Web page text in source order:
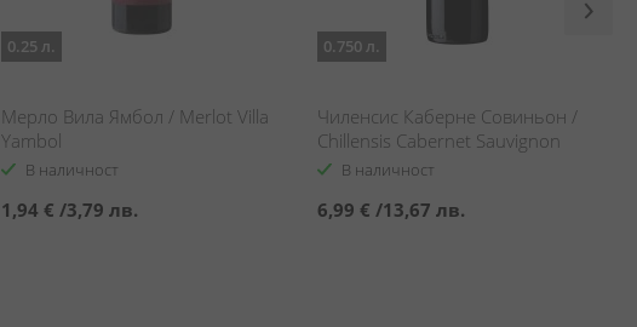
0.25 л.
Мерло Вила Ямбол / Merlot Villa
Yambol
В наличност
1,94 € /3,79 лв.
0.750 л.
Чиленсис Каберне Совиньон /
Chillensis Cabernet Sauvignon
В наличност
6,99 € /13,67 лв.